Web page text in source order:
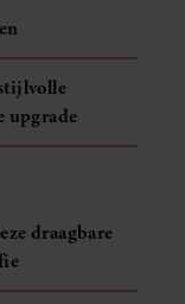
upgrade
draagbare